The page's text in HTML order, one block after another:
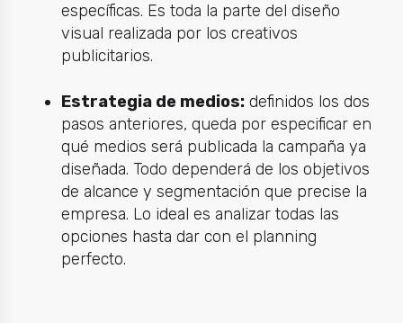
específicas. Es toda la parte del diseño
visual realizada por los creativos
publicitarios.
Estrategia de medios:definidos los dos
pasos anteriores, queda por especificar en
qué medios será publicada la campaña ya
diseñada. Todo dependerá de los objetivos
de alcance y segmentación que precise la
empresa. Lo ideal es analizar todas las
opciones hasta dar con el planning
perfecto.